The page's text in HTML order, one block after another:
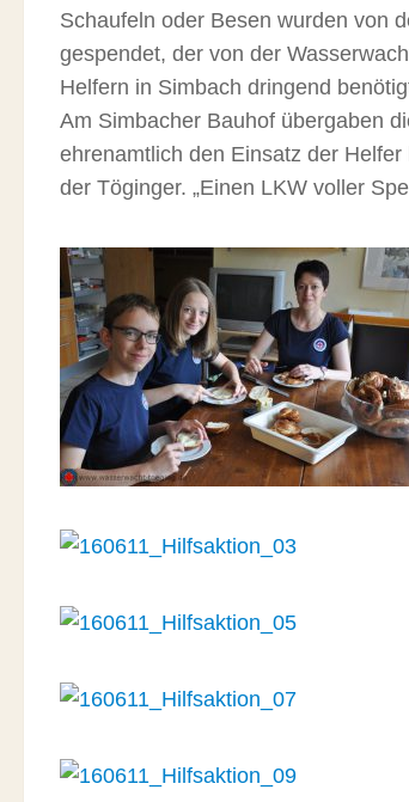
Schaufeln oder Besen wurden von
gespendet, der von der
Helfern in Simbach dringend
Am Simbacher Bauhof übergaben
ehrenamtlich den Einsatz der
der Töginger. „Einen LKW voller